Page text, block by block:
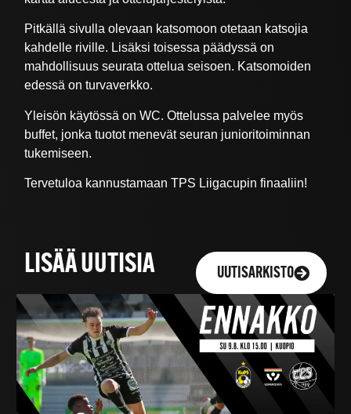
Pitkällä sivulla olevaan katsomoon otetaan katsojia
kahdelle riville. Lisäksi toisessa päädyssä on
mahdollisuus seurata ottelua seisoen. Katsomoiden
edessä on turvaverkko.
Yleisön käytössä on WC. Ottelussa palvelee myös
buffet, jonka tuotot menevät seuran junioritoiminnan
tukemiseen.
Tervetuloa kannustamaan TPS Liigacupin finaaliin!
LISÄÄ UUTISIA UUTISARKISTO